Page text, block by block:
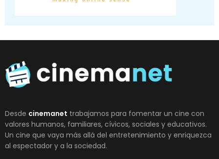
Desde cinemanet trabajamos para fomentar un cine con
valores humanos, familiares, cívicos, sociales y educativos.
Un cine que vaya más allá del entretenimiento y enriquezca
al espectador y a la sociedad.